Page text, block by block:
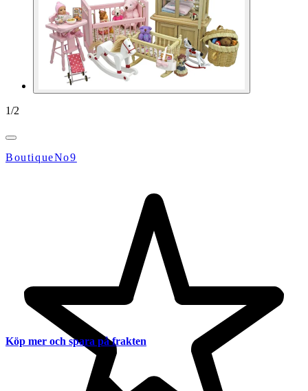
1/2
BoutiqueNo9
Köp mer och spara på frakten